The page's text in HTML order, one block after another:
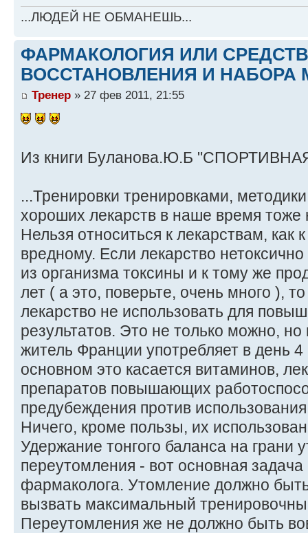
...ЛЮДЕЙ НЕ ОБМАНЕШЬ...
ФАРМАКОЛОГИЯ ИЛИ
ВОССТАНОВЛЕНИЯ И НАБОРА
Тренер » 27 фев 2011, 21:55
Из книги Буланова.Ю.Б
...Тренировки тренировками,
хороших лекарств в наше время тоже
Нельзя относиться к лекарствам, как
вредному. Если лекарство
из организма токсины и к тому же
лет ( а это, поверьте, очень много ),
лекарство не использовать для
результатов. Это не только можно,
житель Франции употребляет в день 4
основном это касается витаминов,
препаратов повышающих
предубеждения против
Ничего, кроме пользы, их
Удержание тонгого баланса на грани
переутомления - вот основная задача
фармаколога. Утомление должно
вызвать максимальный
Переутомления же не должно быть